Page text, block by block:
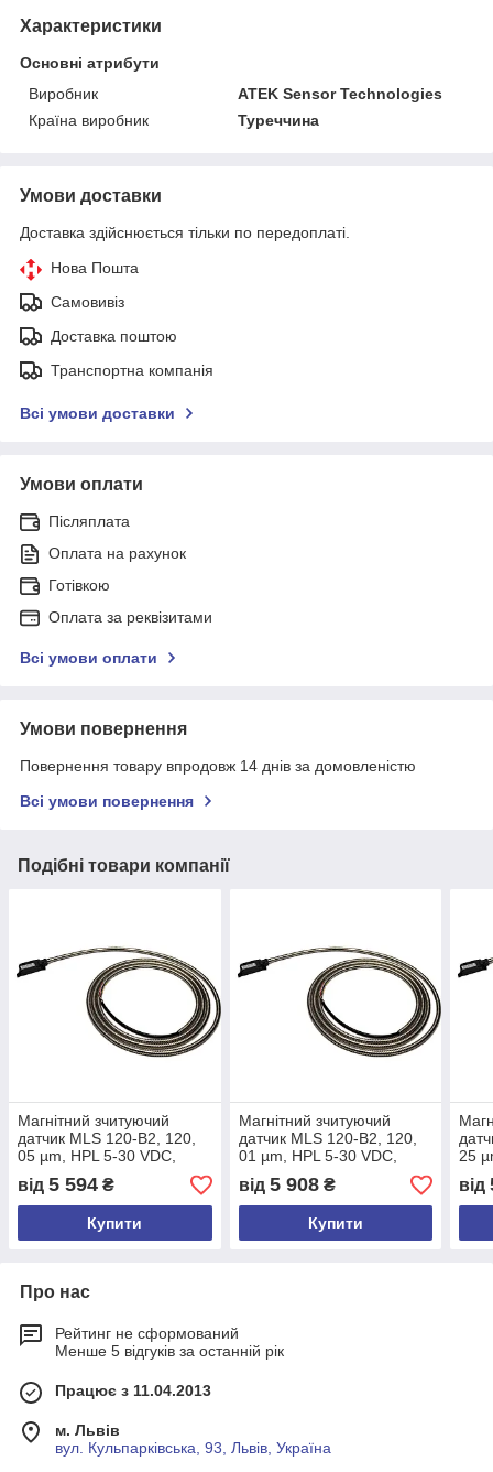
Характеристики
Основні атрибути
Виробник
ATEK Sensor Technologies
Країна виробник
Туреччина
Умови доставки
Доставка здійснюється тільки по передоплаті.
Нова Пошта
Самовивіз
Доставка поштою
Транспортна компанія
Всі умови доставки
Умови оплати
Післяплата
Оплата на рахунок
Готівкою
Оплата за реквізитами
Всі умови оплати
Умови повернення
Повернення товару впродовж 14 днів за домовленістю
Всі умови повернення
Подібні товари компанії
Магнітний зчитуючий
датчик MLS 120-B2, 120,
05 µm, HPL 5-30 VDC,
кабель
від 5 594 ₴
Купити
Магнітний зчитуючий
датчик MLS 120-B2, 120,
01 µm, HPL 5-30 VDC,
кабель
від 5 908₴
Купити
25
від
Про нас
Рейтинг не сформований
Менше 5 відгуків за останній рік
Працює з 11.04.2013
м. Львів
вул. Кульпарківська, 93, Львів, Україна